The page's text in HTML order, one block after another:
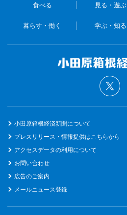
食べる 見る・遊ぶ
暮らす・働く 学ぶ・知る
小田原箱根経済新聞について
プレスリリース・情報提供はこちらから
アクセスデータの利用について
お問い合わせ
広告のご案内
メールニュース登録